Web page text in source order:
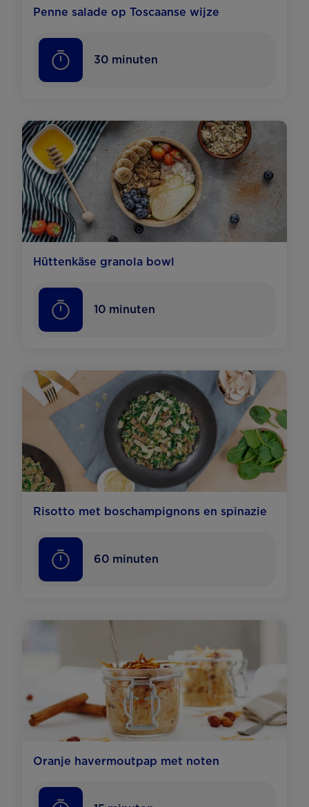
Penne salade op Toscaanse wijze
30 minuten
Hüttenkäse granola bowl
10 minuten
Risotto met boschampignons en spinazie
60 minuten
Oranje havermoutpap met noten